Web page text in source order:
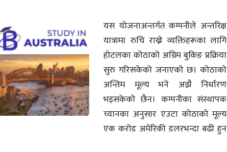
यस योजनाअन्तर्गत कम्पनीले अन्तरिक्ष
यात्रामा रुचि राख्ने व्यक्तिहरूका लागि
होटलका कोठाको अग्रिम बुकिङ प्रक्रिया
सुरु गरिसकेको जनाएको छ। कोठाको
अन्तिम मूल्य भने अझै निर्धारण
भइसकेको छैन। कम्पनीका संस्थापक
च्यानका अनुसार एउटा कोठाको मूल्य
एक करोड अमेरिकी डलरभन्दा बढी हुन